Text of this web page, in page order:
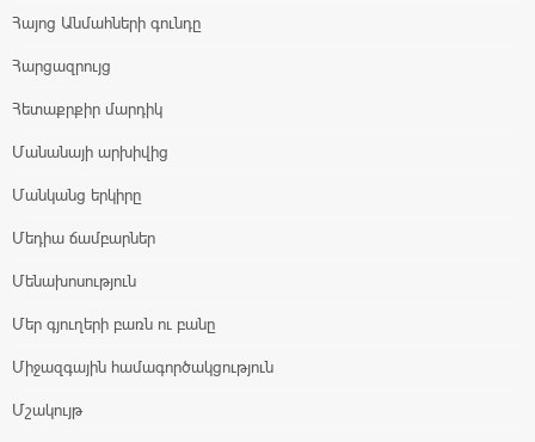
Հայոց Անմահների գունդը
Հարցազրույց
Հետաքրքիր մարդիկ
Մանանայի արխիվից
Մանկանց երկիրը
Մեդիա ճամբարներ
Մենախոսություն
Մեր գյուղերի բառն ու բանը
Միջազգային համագործակցություն
Մշակույթ